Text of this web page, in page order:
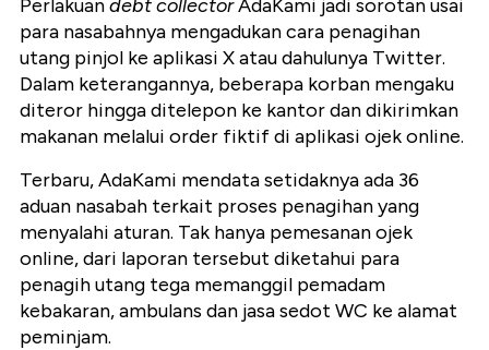
Perlakuandebt collectorAdaKami jadi sorotan usai
para nasabahnya mengadukan cara penagihan
utang pinjol ke aplikasi X atau dahulunya Twitter.
Dalam keterangannya, beberapa korban mengaku
diteror hingga ditelepon ke kantor dan dikirimkan
makanan melalui order fiktif di aplikasi ojek online.
Terbaru, AdaKami mendata setidaknya ada 36
aduan nasabah terkait proses penagihan yang
menyalahi aturan. Tak hanya pemesanan ojek
online, dari laporan tersebut diketahui para
penagih utang tega memanggil pemadam
kebakaran, ambulans dan jasa sedot WC ke alamat
peminjam.